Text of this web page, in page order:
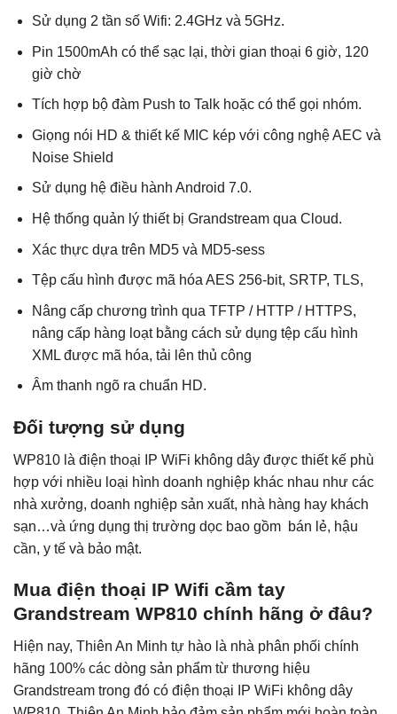
Sử dụng 2 tần số Wifi: 2.4GHz và 5GHz.
Pin 1500mAh có thể sạc lại, thời gian thoại 6 giờ, 120
giờ chờ
Tích hợp bộ đàm Push to Talk hoặc có thể gọi nhóm.
Giọng nói HD & thiết kế MIC kép với công nghệ AEC và
Noise Shield
Sử dụng hệ điều hành Android 7.0.
Hệ thống quản lý thiết bị Grandstream qua Cloud.
Xác thực dựa trên MD5 và MD5-sess
Tệp cấu hình được mã hóa AES 256-bit, SRTP, TLS,
Nâng cấp chương trình qua TFTP / HTTP / HTTPS,
nâng cấp hàng loạt bằng cách sử dụng tệp cấu hình
XML được mã hóa, tải lên thủ công
Âm thanh ngõ ra chuẩn HD.
Đối tượng sử dụng
WP810 là điện thoại IP WiFi không dây được thiết kế phù
hợp với nhiều loại hình doanh nghiệp khác nhau như các
nhà xưởng, doanh nghiệp sản xuất, nhà hàng hay khách
sạn…và ứng dụng thị trường dọc bao gồm bán lẻ, hậu
cần, y tế và bảo mật.
Mua điện thoại IP Wifi cầm tay
Grandstream WP810 chính hãng ở đâu?
Hiện nay, Thiên An Minh tự hào là nhà phân phối chính
hãng 100% các dòng sản phẩm từ thương hiệu
Grandstream trong đó có điện thoại IP WiFi không dây